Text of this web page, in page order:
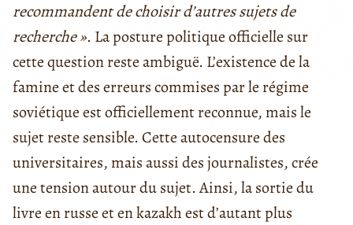
recommandent de choisir d’autres sujets de
recherche ». La posture politique officielle sur
cette question reste ambiguë. L’existence de la
famine et des erreurs commises par le régime
soviétique est officiellement reconnue, mais le
sujet reste sensible. Cette autocensure des
universitaires, mais aussi des journalistes, crée
une tension autour du sujet. Ainsi, la sortie du
livre en russe et en kazakh est d’autant plus